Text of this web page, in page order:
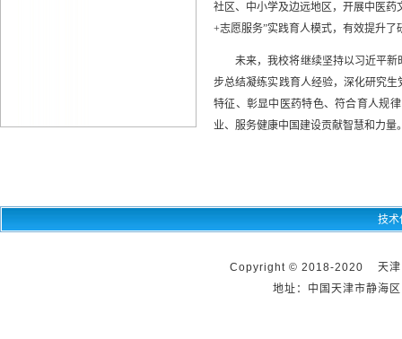
社区、中小学及边远地区，开展中医
+志愿服务”实践育人模式，有效提升
未来，我校将继续坚持以习近平
步总结凝练实践育人经验，深化研究
特征、彰显中医药特色、符合育人规
业、服务健康中国建设贡献智慧和力量
技术
Copyright © 2018-2020 天津
地址：中国天津市静海